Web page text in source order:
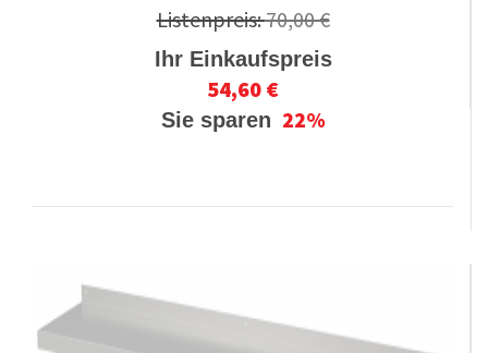
Listenpreis:70,00 €
Ihr Einkaufspreis
54,60 €
Sie sparen 22%